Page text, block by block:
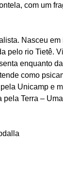
com um
Nasceu
pelo rio Tietê.
enquanto
como
Unicamp e
Terra –